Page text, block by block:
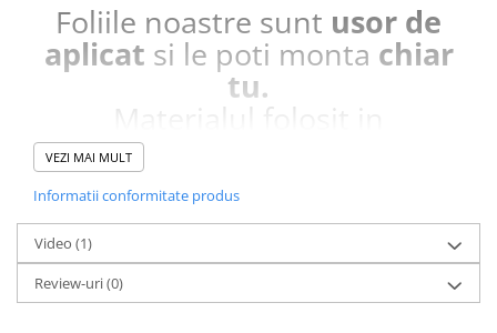
Foliile noastre sunt usor de
aplicat si le poti monta chiar
tu.
Materialul folosit in
producerea foliilor
sticla pe care o stim cu totii, ci
esteNano Glassflexibil.
Acesta NU SE
SPARGE
ascutite si periculoase.
VEZI MAI MULT
Informatii conformitate produs
Video (1)
Review-uri(0)